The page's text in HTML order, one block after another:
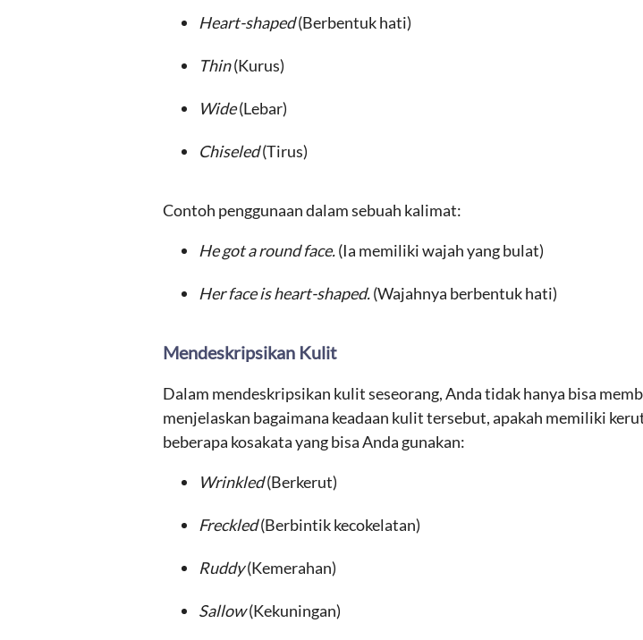
Heart-shaped(Berbentuk hati)
Thin(Kurus)
Wide(Lebar)
Chiseled(Tirus)
Contoh penggunaan dalam sebuah kalimat:
He got a round face.(Ia memiliki wajah yang bulat)
Her face is heart-shaped.(Wajahnya berbentuk hati)
Mendeskripsikan Kulit
Dalam mendeskripsikan kulit seseorang, Anda tidak hanya bisa
menjelaskan bagaimana keadaan kulit tersebut, apakah memiliki
beberapa kosakata yang bisa Anda gunakan:
Wrinkled(Berkerut)
Freckled(Berbintik kecokelatan)
Ruddy(Kemerahan)
Sallow(Kekuningan)